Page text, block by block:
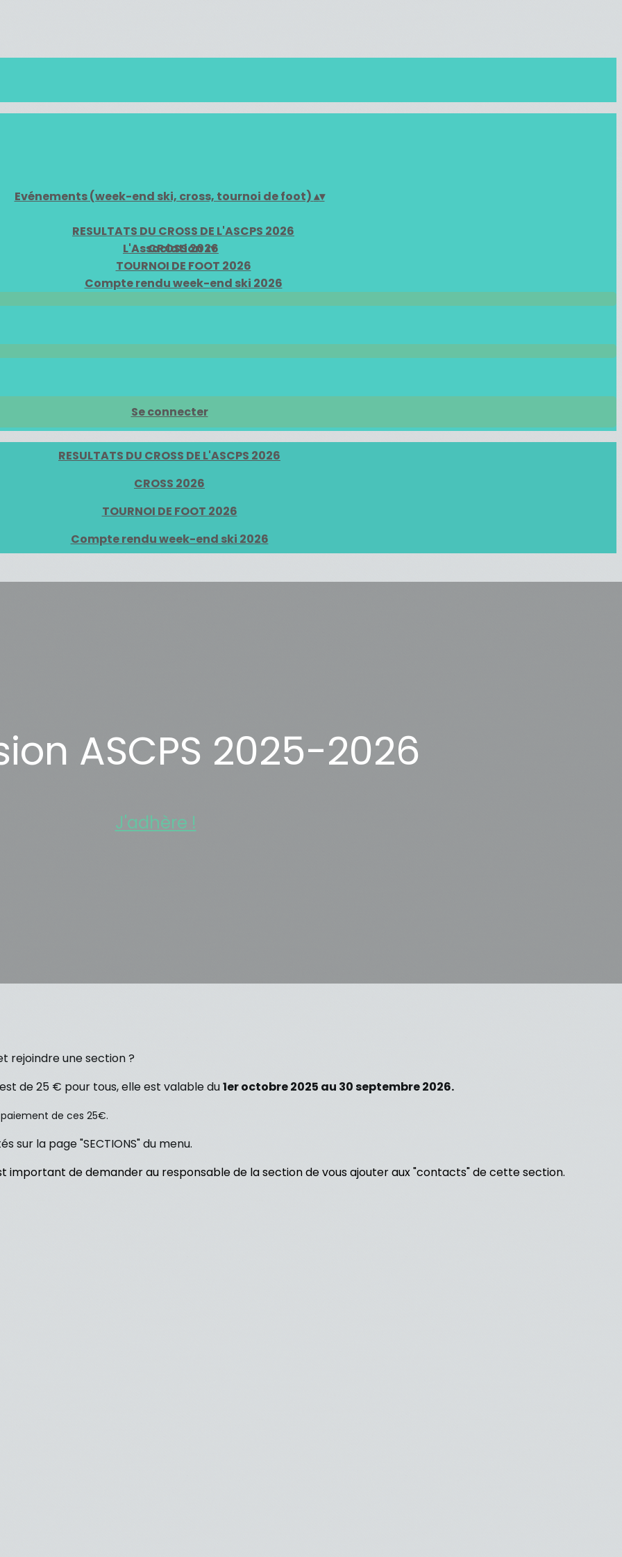
Evénements (week-end ski, cross, tournoi de foot)▴▾
RESULTATS DU CROSS DE L'ASCPS 2026
CROSS 2026
TOURNOI DE FOOT 2026
Compte rendu week-end ski 2026
L'Association▴▾
Se connecter
RESULTATS DU CROSS DE L'ASCPS 2026
CROSS 2026
TOURNOI DE FOOT 2026
Compte rendu week-end ski 2026
ASCPS 2025-2026
J'adhère !
rejoindre une section ?
de 25 € pour tous, elle est valable du1er octobre 2025 au 30 septembre 2026.
de ces 25€.
sur la page "SECTIONS" du menu.
important de demander au responsable de la section de vous ajouter aux "contacts" de cette section.